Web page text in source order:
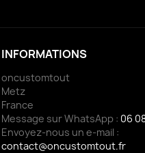
INFORMATIONS
oncustomtout
Metz
France
Message sur WhatsApp : 06
Envoyez-nous un e-mail :
contact@oncustomtout.fr